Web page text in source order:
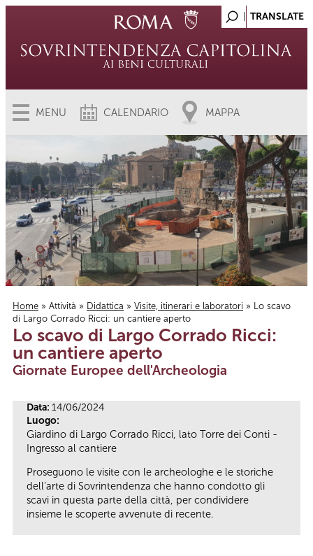
MENU CALENDARIO MAPPA
Tu sei qui
Home » Attività » Didattica » Visite, itinerari e laboratori » Lo scavo
di Largo Corrado Ricci: un cantiere aperto
Lo scavo di Largo Corrado Ricci:
un cantiere aperto
Giornate Europee dell'Archeologia
Data: 14/06/2024
Luogo:
Giardino di Largo Corrado Ricci, lato Torre dei Conti -
Ingresso al cantiere
Proseguono le visite con le archeologhe e le storiche
dell’arte di Sovrintendenza che hanno condotto gli
scavi in questa parte della città, per condividere
insieme le scoperte avvenute di recente.